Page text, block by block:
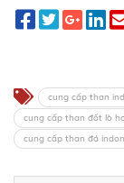
cung cấp than
cung cấp than đốt lò
cung cấp than đá